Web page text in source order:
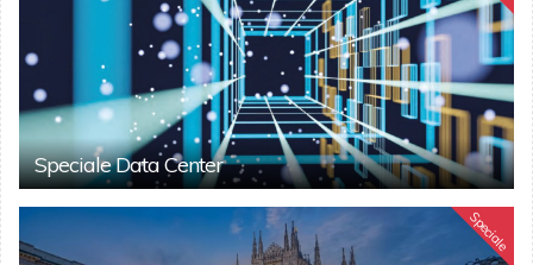
Speciale Data Center
Speciale